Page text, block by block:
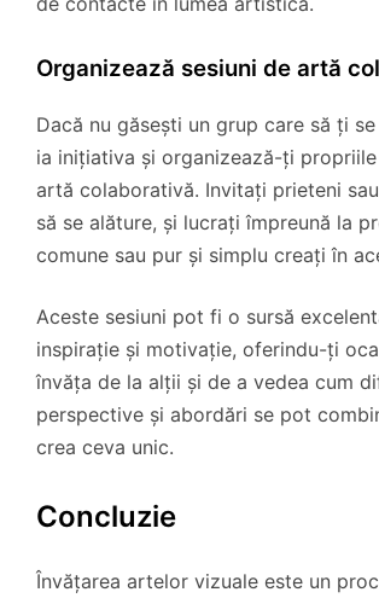
Organizează sesiuni de artă
Dacă nu găsești un grup care să ți
ia inițiativa și organizează-ți
artă colaborativă. Invitați prieteni
să se alăture, și lucrați împreună la
comune sau pur și simplu creați în
Aceste sesiuni pot fi o sursă
inspirație și motivație, oferindu-ți
învăța de la alții și de a vedea cum
perspective și abordări se pot
crea ceva unic.
Concluzie
Învățarea artelor vizuale este un